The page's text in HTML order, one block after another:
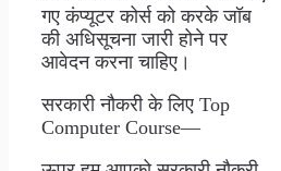
गए कंप्यूटर कोर्स को करके जॉब
की अधिसूचना जारी होने पर
आवेदन करना चाहिए।
सरकारी नौकरी के लिए Top
Computer Course—